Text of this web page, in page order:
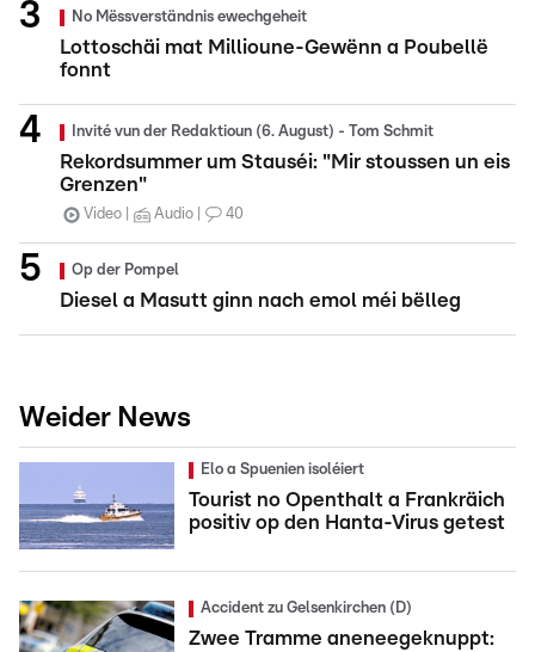
No Mëssverständnis ewechgeheit
Lottoschäi mat Millioune-Gewënn a Poubellë
fonnt
Invité vun der Redaktioun (6. August) - Tom Schmit
Rekordsummer um Stauséi: "Mir stoussen un eis
Grenzen"
Video Audio 40
Op der Pompel
Diesel a Masutt ginn nach emol méi bëlleg
Weider News
Elo a Spuenien isoléiert
Tourist no Openthalt a Frankräich
positiv op den Hanta-Virus getest
Accident zu Gelsenkirchen (D)
Zwee Tramme aneneegeknuppt: